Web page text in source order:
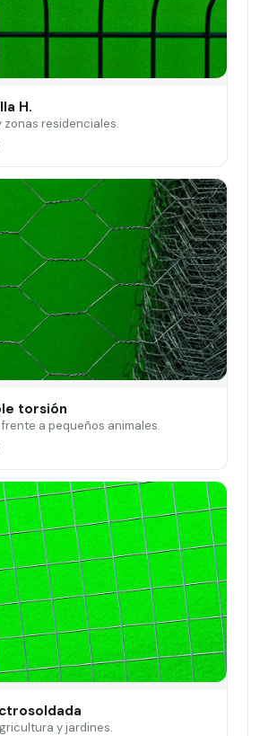
H.
zonas residenciales.
torsión
a pequeños animales.
y jardines.